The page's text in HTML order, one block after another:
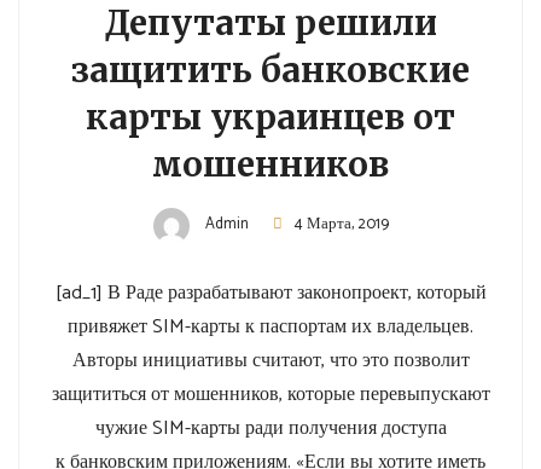
Депутаты решили
защитить банковские
карты украинцев от
мошенников
Admin 4 Марта, 2019
[ad_1] В Раде разрабатывают законопроект, который
привяжет SIM-карты к паспортам их владельцев.
Авторы инициативы считают, что это позволит
защититься от мошенников, которые перевыпускают
чужие SIM-карты ради получения доступа